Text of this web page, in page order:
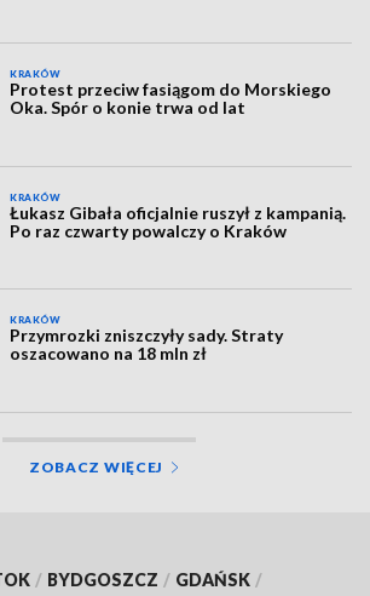
KRAKÓW
Protest przeciw fasiągom do Morskiego
Oka. Spór o konie trwa od lat
KRAKÓW
Łukasz Gibała oficjalnie ruszył z kampanią.
Po raz czwarty powalczy o Kraków
KRAKÓW
Przymrozki zniszczyły sady. Straty
oszacowano na 18 mln zł
ZOBACZ WIĘCEJ
/ BYDGOSZCZ / GDAŃSK /